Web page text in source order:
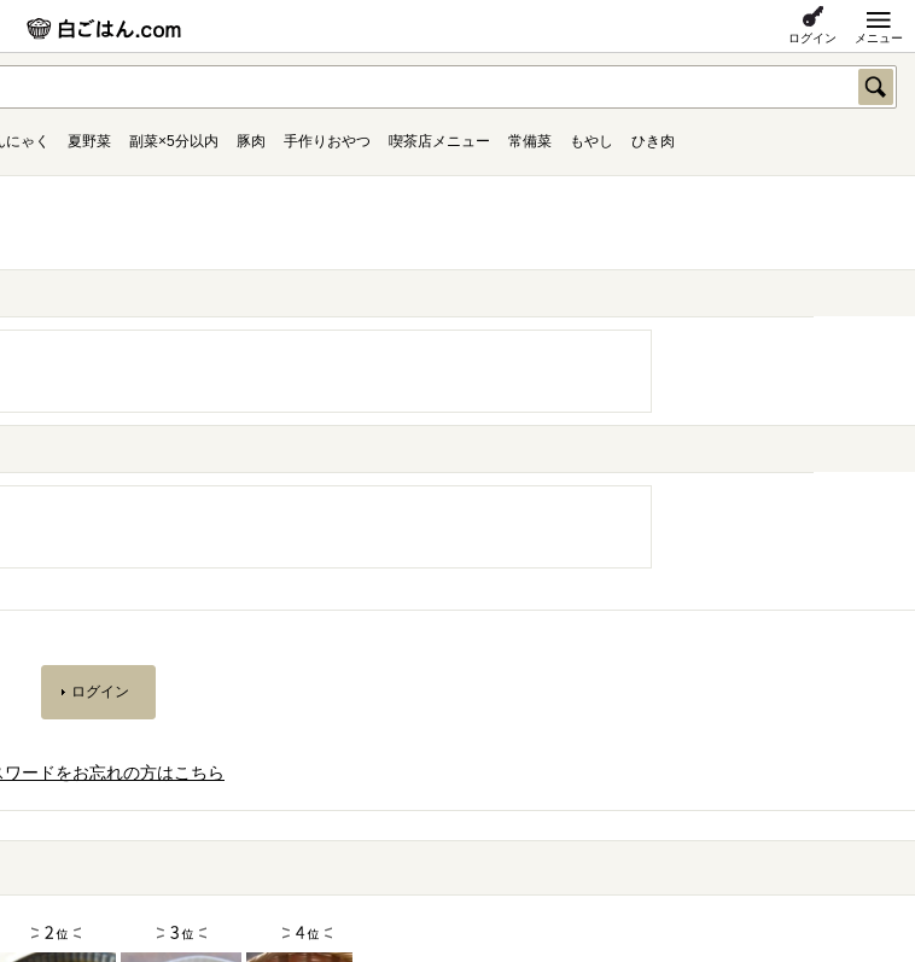
ログイン メニュー
にゃく 夏野菜 副菜×5分以内 豚肉 手作りおやつ 喫茶店メニュー 常備菜 もやし ひき肉
ワードをお忘れの方はこちら